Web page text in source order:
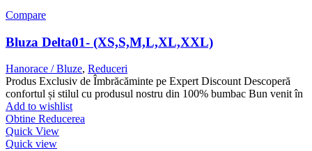
Compare
Bluza Delta01- (XS,S,M,L,XL,XXL)
Hanorace / Bluze, Reduceri
Produs Exclusiv de Îmbrăcăminte pe Expert Discount Descoperă
confortul și stilul cu produsul nostru din 100% bumbac Bun venit în
Add to wishlist
Obtine Reducerea
Quick View
Quick view